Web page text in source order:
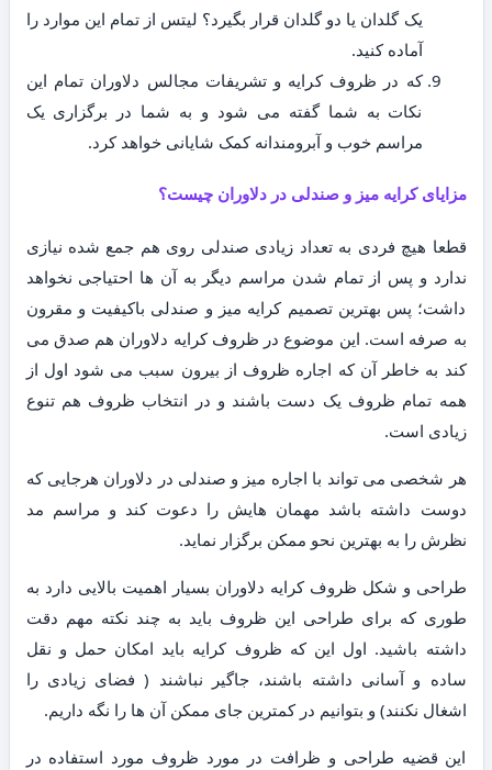
یک گلدان یا دو گلدان قرار بگیرد؟ لیتس از تمام این موارد را
آماده کنید.
که در ظروف کرایه و تشریفات مجالس دلاوران تمام این
نکات به شما گفته می شود و به شما در برگزاری یک
مراسم خوب و آبرومندانه کمک شایانی خواهد کرد.
مزایای کرایه میز و صندلی در دلاوران چیست؟
قطعا هیچ فردی به تعداد زیادی صندلی روی هم جمع شده نیازی
ندارد و پس از تمام شدن مراسم دیگر به آن ها احتیاجی نخواهد
داشت؛ پس بهترین تصمیم کرایه میز و صندلی باکیفیت و مقرون
به صرفه است. این موضوع در ظروف کرایه دلاوران هم صدق می
کند به خاطر آن که اجاره ظروف از بیرون سبب می شود اول از
همه تمام ظروف یک دست باشند و در انتخاب ظروف هم تنوع
زیادی است.
هر شخصی می تواند با اجاره میز و صندلی در دلاوران هرجایی که
دوست داشته باشد مهمان هایش را دعوت کند و مراسم مد
نظرش را به بهترین نحو ممکن برگزار نماید.
طراحی و شکل ظروف کرایه دلاوران بسیار اهمیت بالایی دارد به
طوری که برای طراحی این ظروف باید به چند نکته مهم دقت
داشته باشید. اول این که ظروف کرایه باید امکان حمل و نقل
ساده و آسانی داشته باشند، جاگیر نباشند ( فضای زیادی را
اشغال نکنند) و بتوانیم در کمترین جای ممکن آن ها را نگه داریم.
این قضیه طراحی و ظرافت در مورد ظروف مورد استفاده در